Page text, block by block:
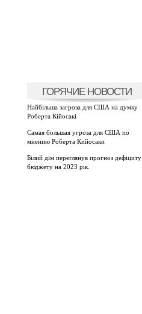
ГОРЯЧИЕ НОВОСТИ
Найбільша загроза для США на думку
Роберта Кійосакі
Самая большая угроза для США по
мнению Роберта Кийосаки
Білий дім переглянув прогноз дефіциту
бюджету на 2023 рік.